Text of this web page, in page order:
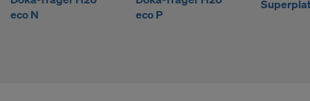
eco N
eco P